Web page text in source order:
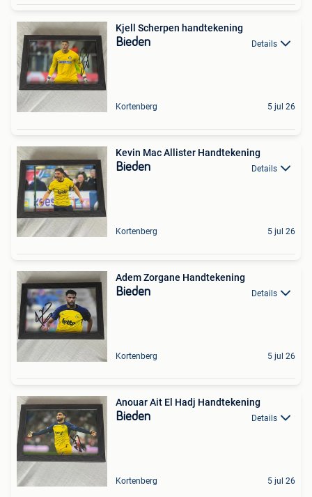
Kjell Scherpen handtekening
Bieden Details
Kortenberg 5 jul 26
Kevin Mac Allister Handtekening
Bieden Details
Kortenberg 5 jul 26
Adem Zorgane Handtekening
Bieden Details
Kortenberg 5 jul 26
Anouar Ait El Hadj Handtekening
Bieden Details
Kortenberg 5 jul 26